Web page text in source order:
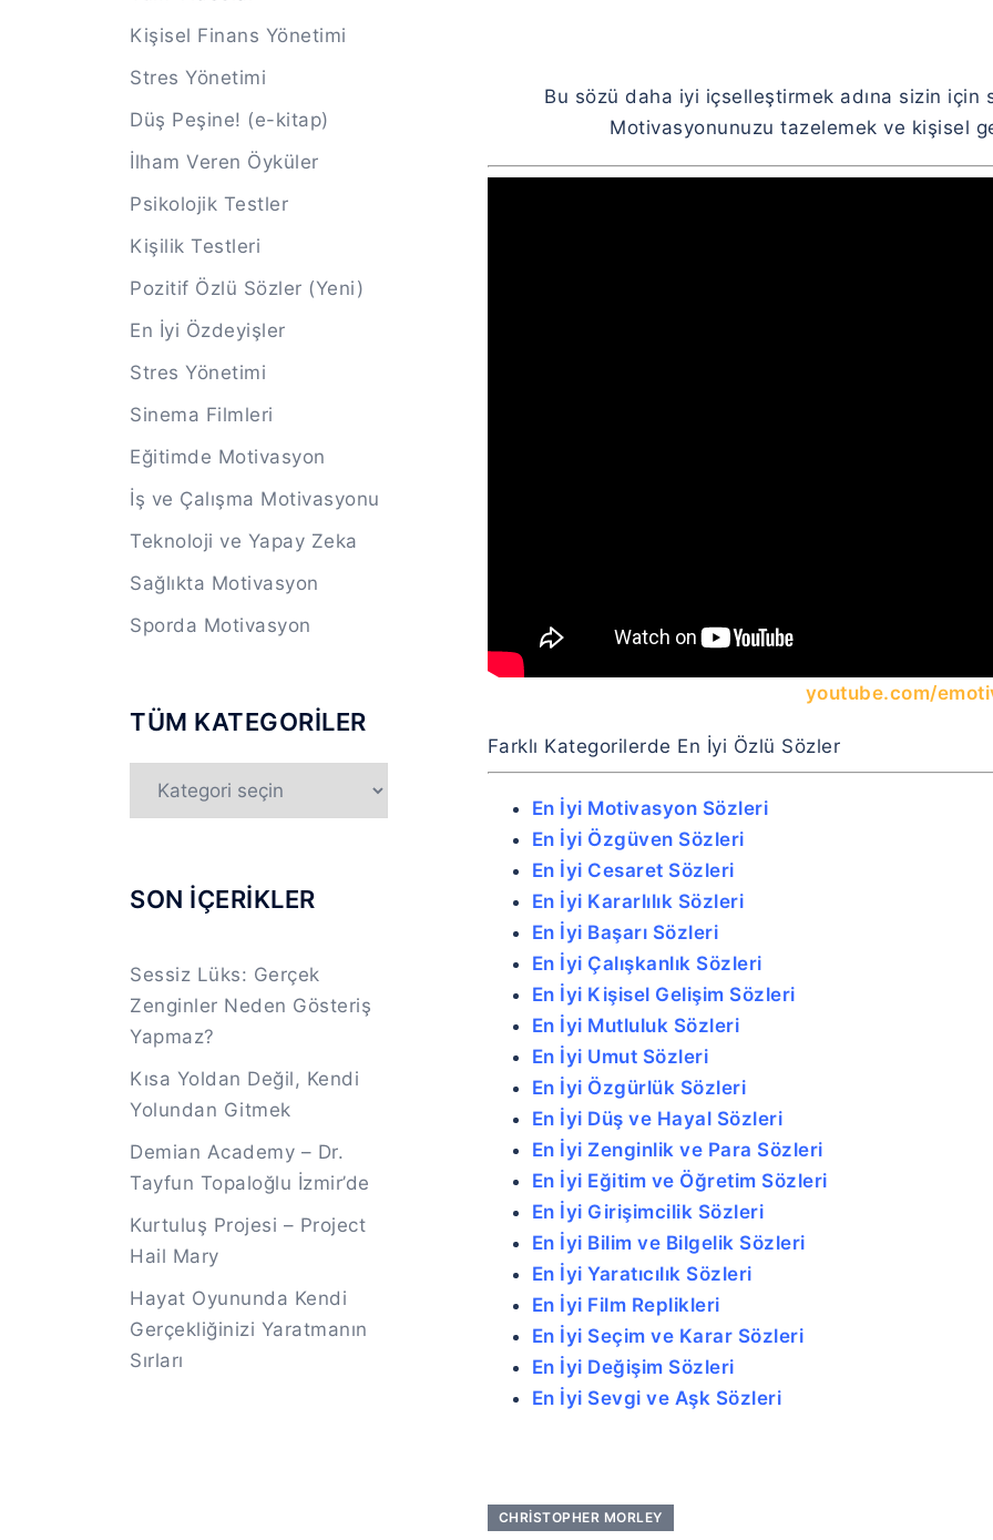
Bu sözü daha iyi içselleştirmek adına sizin için
Motivasyonunuzu tazelemek ve kişisel
youtube.com/
Farklı Kategorilerde En İyi Özlü Sözler
En İyi Motivasyon Sözleri
En İyi Özgüven Sözleri
En İyi Cesaret Sözleri
En İyi Kararlılık Sözleri
En İyi Başarı Sözleri
En İyi Çalışkanlık Sözleri
En İyi Kişisel Gelişim Sözleri
En İyi Mutluluk Sözleri
En İyi Umut Sözleri
En İyi Özgürlük Sözleri
En İyi Düş ve Hayal Sözleri
En İyi Zenginlik ve Para Sözleri
En İyi Eğitim ve Öğretim Sözleri
En İyi Girişimcilik Sözleri
En İyi Bilim ve Bilgelik Sözleri
En İyi Yaratıcılık Sözleri
En İyi Film Replikleri
En İyi Seçim ve Karar Sözleri
En İyi Değişim Sözleri
En İyi Sevgi ve Aşk Sözleri
CHRISTOPHER MORLEY
Kişisel Finans Yönetimi
Stres Yönetimi
Düş Peşine! (e-kitap)
İlham Veren Öyküler
Psikolojik Testler
Kişilik Testleri
Pozitif Özlü Sözler (Yeni)
En İyi Özdeyişler
Stres Yönetimi
Sinema Filmleri
Eğitimde Motivasyon
İş ve Çalışma Motivasyonu
Teknoloji ve Yapay Zeka
Sağlıkta Motivasyon
Sporda Motivasyon
TÜM KATEGORİLER
KATEGORİLER
SON İÇERİKLER
Sessiz Lüks: Gerçek
Zenginler Neden Gösteriş
Yapmaz?
Kısa Yoldan Değil, Kendi
Yolundan Gitmek
Demian Academy – Dr.
Tayfun Topaloğlu İzmir’de
Kurtuluş Projesi – Project
Hail Mary
Hayat Oyununda Kendi
Gerçekliğinizi Yaratmanın
Sırları